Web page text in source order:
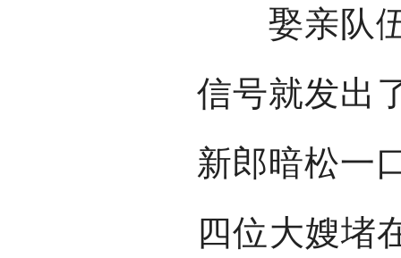
娶亲队伍
信号就发出
新郎暗松一
四位大嫂堵